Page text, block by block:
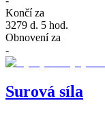
Končí za
3279 d. 5 hod.
Obnovení za
-
Surová síla